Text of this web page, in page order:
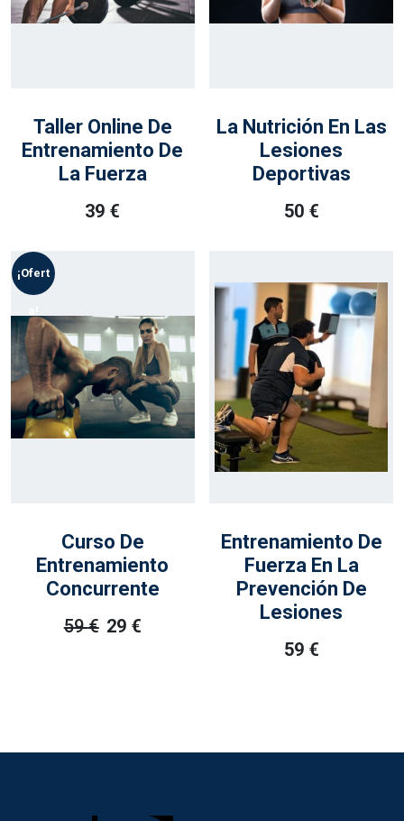
Taller Online De
Entrenamiento De
La Fuerza
39 €
La Nutrición En Las
Lesiones
Deportivas
50 €
¡Ofert
Curso De
Entrenamiento
Concurrente
59€ El
29 €
El
Entrenamiento De
Fuerza En La
Prevención De
Lesiones
59 €